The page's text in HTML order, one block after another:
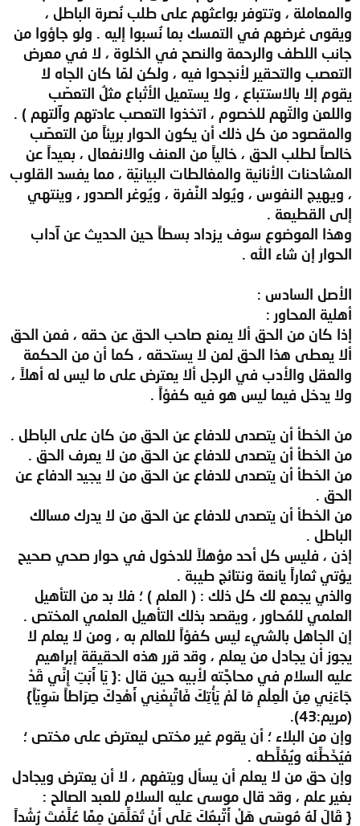
والمعاملة ، وتتوفر بواعثهم على طلب نُصرة الباطل ،
ويقوى غرضهم في التمسك بما نُسبوا إليه . ولو جاؤوا من
جانب اللطف والرحمة والنصح في الخلوة ، لا في معرض
التعصب والتحقير لأنجحوا فيه ، ولكن لمّا كان الجاه لا
يقوم إلا بالاستتباع ، ولا يستميل الأتْباع مثلُ التعصّب
واللعن والتّهم للخصوم ، اتخذوا التعصب عادتهم وآلتهم ) .
والمقصود من كل ذلك أن يكون الحوار بريئاً من التعصّب
خالصاً لطلب الحق ، خالياً من العنف والانفعال ، بعيداً عن
المشاحنات الأنانية والمغالطات البيانيّة ، مما يفسد القلوب
، ويهيج النفوس ، ويُولد النَّفرة ، ويُوغر الصدور ، وينتهي
إلى القطيعة .
وهذا الموضوع سوف يزداد بسطاً حين الحديث عن آداب
الحوار إن شاء الله .
الأصل السادس :
أهلية المحاور :
إذا كان من الحق ألا يمنع صاحب الحق عن حقه ، فمن الحق
ألا يعطى هذا الحق لمن لا يستحقه ، كما أن من الحكمة
والعقل والأدب في الرجل ألا يعترض على ما ليس له أهلاً ،
ولا يدخل فيما ليس هو فيه كفؤاً .
من الخطأ أن يتصدى للدفاع عن الحق من كان على الباطل .
من الخطأ أن يتصدى للدفاع عن الحق من لا يعرف الحق .
من الخطأ أن يتصدى للدفاع عن الحق من لا يجيد الدفاع عن
الحق .
من الخطأ أن يتصدى للدفاع عن الحق من لا يدرك مسالك
الباطل .
إذن ، فليس كل أحد مؤهلاً للدخول في حوار صحي صحيح
يؤتي ثماراً يانعة ونتائج طيبة .
والذي يجمع لك كل ذلك : ( العلم ) ؛ فلا بد من التأهيل
العلمي للمُحاور ، ويقصد بذلك التأهيل العلمي المختص .
إن الجاهل بالشيء ليس كفؤاً للعالم به ، ومن لا يعلم لا
يجوز أن يجادل من يعلم ، وقد قرر هذه الحقيقة إبراهيم
عليه السلام في محاجَّته لأبيه حين قال :{ يَا أَبَتِ إِنِّي قَدْ
جَاءَنِي مِنَ الْعِلْمِ مَا لَمْ يَأْتِكَ فَاتَّبِعْنِي أَهْدِكَ صِرَاطاً سَوِيّاً}
(مريم:43).
وإن من البلاء ؛ أن يقوم غير مختص ليعترض على مختص ؛
فيُخَطِّئه ويُغَلِّطه .
وإن حق من لا يعلم أن يسأل ويتفهم ، لا أن يعترض ويجادل
بغير علم ، وقد قال موسى عليه السلام للعبد الصالح :
{ قَالَ لَهُ مُوسَى هَلْ أَتَّبِعُكَ عَلَى أَنْ تُعَلِّمَنِ مِمَّا عُلِّمْتَ رُشْداً